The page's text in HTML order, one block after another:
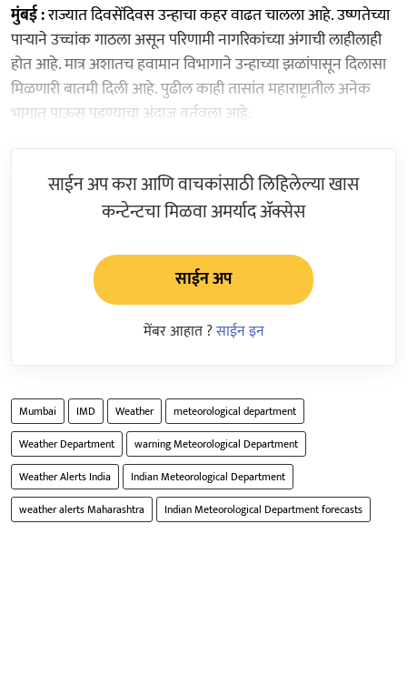
मुंबई :राज्यात दिवसेंदिवस उन्हाचा कहर वाढत चालला आहे. उष्णतेच्या
पाऱ्याने उच्चांक गाठला असून परिणामी नागरिकांच्या अंगाची लाहीलाही
होत आहे. मात्र अशातच हवामान विभागाने उन्हाच्या झळांपासून दिलासा
मिळणारी बातमी दिली आहे. पुढील काही तासांत महाराष्ट्रातील अनेक
भागात पाऊस पडण्याचा अंदाज वर्तवला आहे.
साईन अप करा आणि वाचकांसाठी लिहिलेल्या खास
कन्टेन्टचा मिळवा अमर्याद ॲक्सेस
साईन अप
मेंबर आहात ?साईन इन
Mumbai IMD Weather
meteorological department
Weather Department
warning Meteorological Department
Weather Alerts India
Indian Meteorological Department
weather alerts Maharashtra
Indian Meteorological Department forecasts